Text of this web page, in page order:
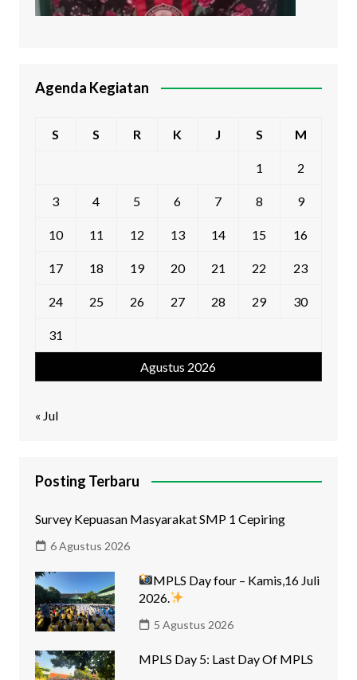
Agenda Kegiatan
Agustus 2026
S S R K J S M
1 2
3 4 5 6 7 8 9
10 11 12 13 14 15 16
17 18 19 20 21 22 23
24 25 26 27 28 29 30
31
« Jul
Posting Terbaru
Survey Kepuasan Masyarakat SMP 1 Cepiring
6 Agustus 2026
MPLS Day four – Kamis,16 Juli
2026.
5 Agustus 2026
MPLS Day 5: Last Day Of MPLS